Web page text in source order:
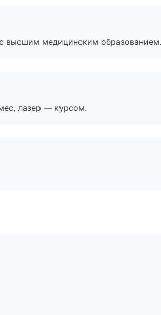
высшим медицинским образованием.
лазер — курсом.